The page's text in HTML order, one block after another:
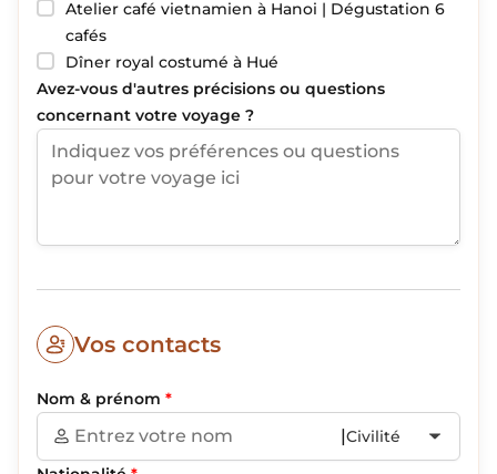
Atelier café vietnamien à Hanoi | Dégustation 6
cafés
Dîner royal costumé à Hué
Avez-vous d'autres précisions ou questions
concernant votre voyage ?
Vos contacts
Nom & prénom *
|Civilité